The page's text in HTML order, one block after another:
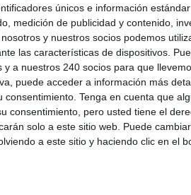
únicos e información
medición de publicidad y contenido,
y nuestros socios podemos
las características de dispositivos.
a nuestros 240 socios para que
puede acceder a información más
consentimiento. Tenga en cuenta que
consentimiento, pero usted tiene el
solo a este sitio web. Puede
a este sitio y haciendo clic en el
pasados, presentes y
2021 sea mejor que el que
lleno de...